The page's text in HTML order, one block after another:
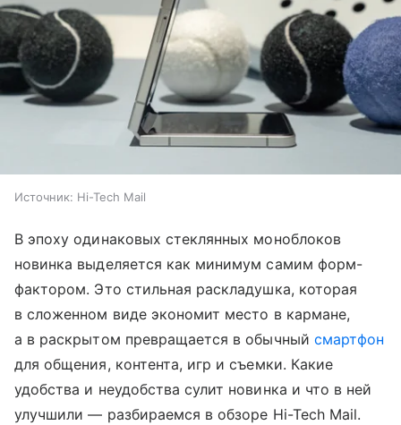
Источник: Hi-Tech Mail
В эпоху одинаковых стеклянных моноблоков
новинка выделяется как минимум самим форм-
фактором. Это стильная раскладушка, которая
в сложенном виде экономит место в кармане,
а в раскрытом превращается в обычный смартфон
для общения, контента, игр и съемки. Какие
удобства и неудобства сулит новинка и что в ней
улучшили — разбираемся в обзоре Hi-Tech Mail.